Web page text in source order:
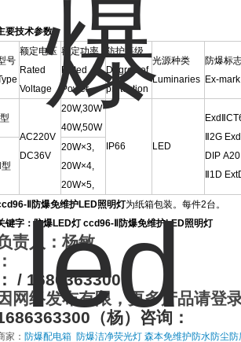
要技术参数
号
额定电压
Rated
Voltage
额定功率
Rated
Power
防护等级
Degree of
protection
光源种类
Luminaries
防爆标
Ex-mark
Ⅰ型
AC220V
DC36V
20W,30W
40W,50W
IP66
LED
Ⅱ2G
DIP
Ⅱ1D
Ⅱ型
20W×3,
20W×4,
20W×5,
Ⅱ防爆免维护LED照明灯为纸箱包装。每件2台。
键字：防爆LED灯 ccd96-Ⅱ防爆免维护LED照明灯
责人：杨敏
：
： / 1686363300
因网络发布有限，更多产品请登
（杨）咨询：
家： 防爆配电箱 防爆洁净荧光灯 森本免维护防水防尘防